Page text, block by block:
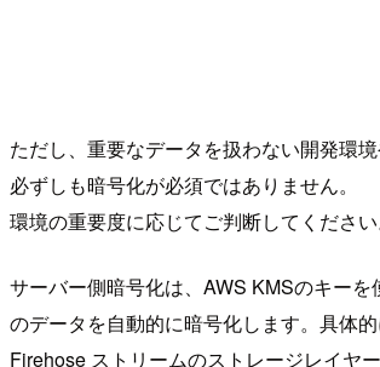
ただし、重要なデータを扱わない開発環境
必ずしも暗号化が必須ではありません。
環境の重要度に応じてご判断してください
サーバー側暗号化は、AWS KMSのキーを
のデータを自動的に暗号化します。具体
Firehose ストリームのストレージレイヤ